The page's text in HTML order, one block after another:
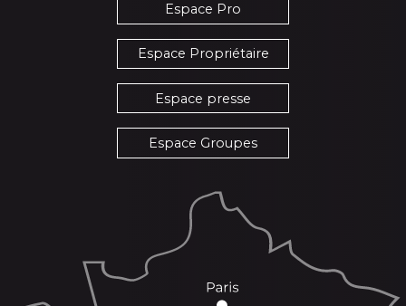
Espace Pro
Espace Propriétaire
Espace presse
Espace Groupes